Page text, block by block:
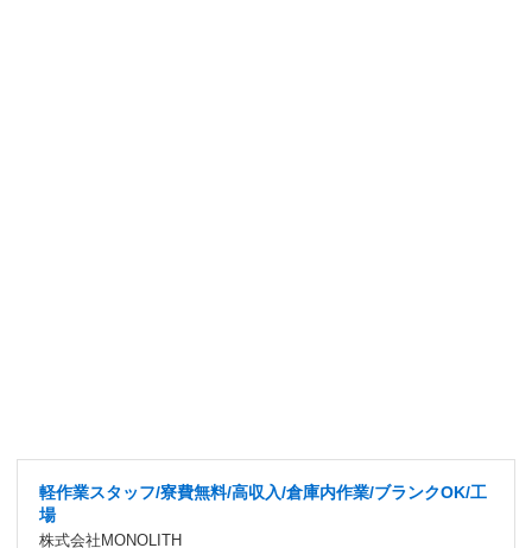
軽作業スタッフ/寮費無料/高収入/倉庫内作業/ブランクOK/工
場
株式会社MONOLITH